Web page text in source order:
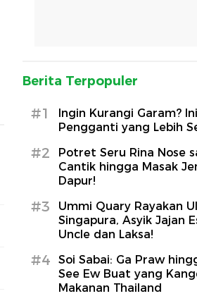
Berita Terpopuler
#1
Ingin Kurangi Garam?
Pengganti yang Lebih
#2
Potret Seru Rina Nose
Cantik hingga Masak
Dapur!
#3
Ummi Quary Rayakan
Singapura, Asyik Jajan
Uncle dan Laksa!
#4
Soi Sabai: Ga Praw
See Ew Buat yang
Makanan Thailand